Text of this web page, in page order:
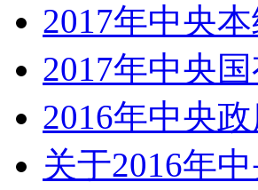
2017年中央
2017年中央
2016年中央
关于2016年